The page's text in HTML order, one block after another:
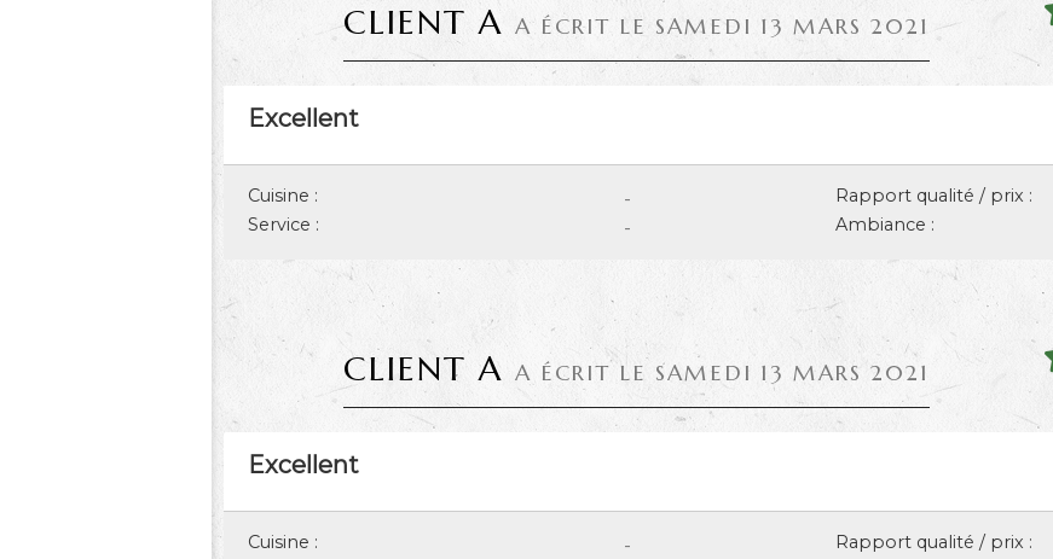
CLIENT A A ÉCRIT LE SAMEDI 13 MARS 2021
Excellent
-
Cuisine : Rapport qualité / prix :
-
Service : Ambiance :
CLIENT A A ÉCRIT LE SAMEDI 13 MARS 2021
Excellent
-
Cuisine : Rapport qualité / prix :